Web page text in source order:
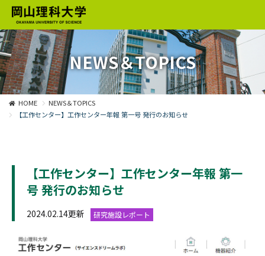
NEWS＆TOPICS
HOME
NEWS＆TOPICS
【工作センター】工作センター年報 第一号 発行のお知らせ
【工作センター】工作センター年報 第一
号 発行のお知らせ
2024.02.14更新 研究施設レポート